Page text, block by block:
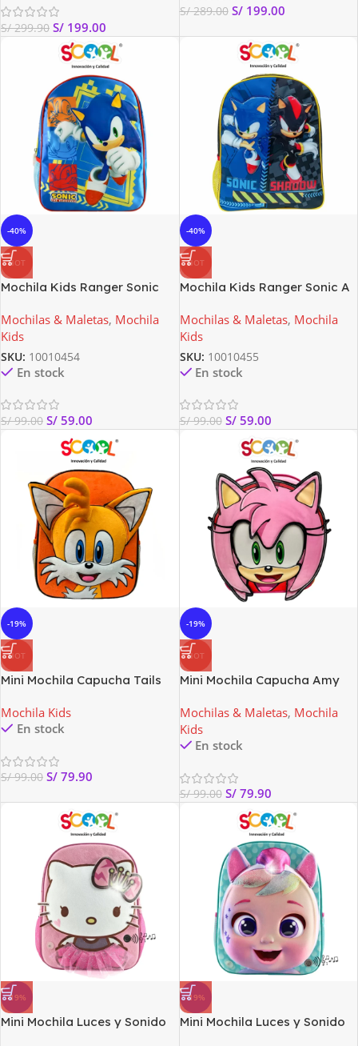
S/299.90 S/ 199.00
S/289.00 S/199.00
-40%
HOT
Mochila Kids Ranger Sonic
Mochilas & Maletas, Mochila
Kids
SKU: 10010454
En stock
S/99.00 S/ 59.00
-40%
HOT
Mochila Kids Ranger Sonic A
Mochilas & Maletas, Mochila
Kids
SKU: 10010455
En stock
S/99.00 S/59.00
-19%
HOT
Mini Mochila Capucha Tails
Mochila Kids
En stock
S/99.00 S/ 79.90
-19%
HOT
Mini Mochila Capucha Amy
Mochilas & Maletas, Mochila
Kids
En stock
S/99.00 S/79.90
-19%
Mini Mochila Luces y Sonido
-19%
Mini Mochila Luces y Sonido